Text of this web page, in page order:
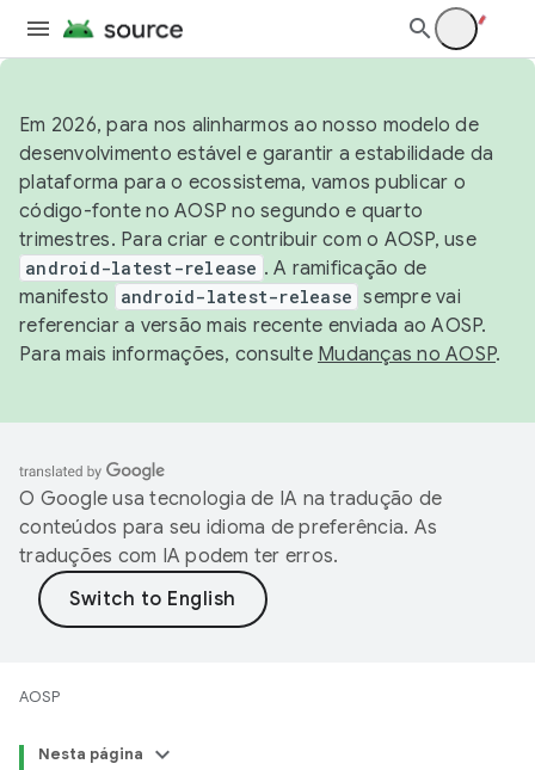
Em 2026, para nos alinharmos ao nosso modelo de
desenvolvimento estável e garantir a estabilidade da
plataforma para o ecossistema, vamos publicar o
código-fonte no AOSP no segundo e quarto
trimestres. Para criar e contribuir com o AOSP, use
android-latest-release . A ramificação de
manifesto
android-latest-release sempre vai
referenciar a versão mais recente enviada ao AOSP.
Para mais informações, consulte Mudanças no AOSP.
O Google usa tecnologia de IA na tradução de
conteúdos para seu idioma de preferência. As
traduções com IA podem ter erros.
AOSP
Nesta página